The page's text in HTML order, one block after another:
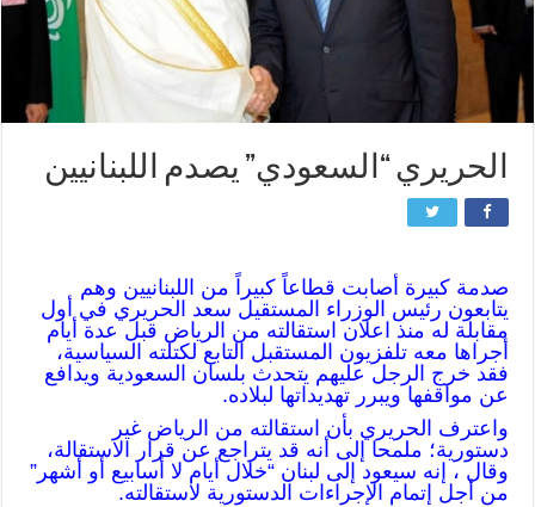
الحريري “السعودي” يصدم اللبنانيين
صدمة كبيرة أصابت قطاعاً كبيراً من اللبنانيين وهم
يتابعون رئيس الوزراء المستقيل سعد الحريري في أول
مقابلة له منذ اعلان استقالته من الرياض قبل عدة أيام
أجراها معه تلفزيون المستقبل التابع لكتلته السياسية،
فقد خرج الرجل عليهم يتحدث بلسان السعودية ويدافع
عن مواقفها ويبرر تهديداتها لبلاده.
واعترف الحريري بأن استقالته من الرياض غير
دستورية؛ ملمحا إلى أنه قد يتراجع عن قرار الاستقالة،
وقال ، إنه سيعود إلى لبنان “خلال أيام لا أسابيع أو أشهر”
من أجل إتمام الإجراءات الدستورية لاستقالته.